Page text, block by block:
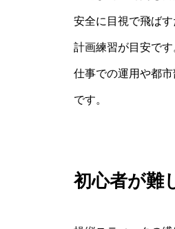
安全に目視で飛ば
計画練習が目安です
仕事での運用や都
です。
初心者が難